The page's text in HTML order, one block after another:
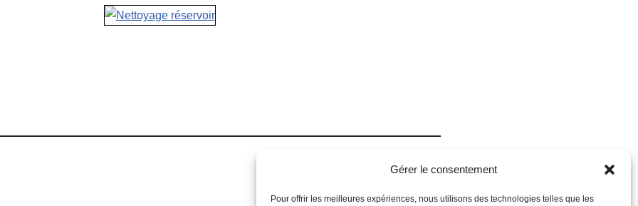
Gérer le consentement
Pour offrir les meilleures expériences, nous utilisons des technologies telles que les